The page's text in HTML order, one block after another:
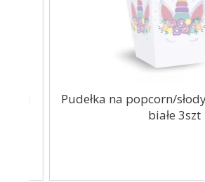
Pudełka na popcorn/
białe 3szt